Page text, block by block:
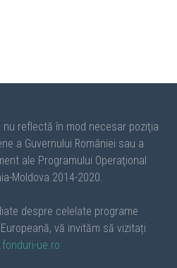
reflectă în mod necesar poziţia
a Guvernului României sau a
ale Programului Operaţional
Moldova 2014-2020.
despre celelate programe
vă invităm să vizitați
ue.ro